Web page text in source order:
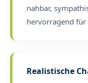
nahbar,
hervorragend
Realistische